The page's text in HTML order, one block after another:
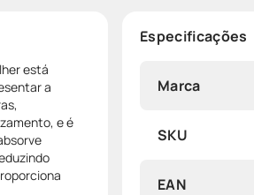
está
a
e é
Especificações
Marca
SKU
EAN